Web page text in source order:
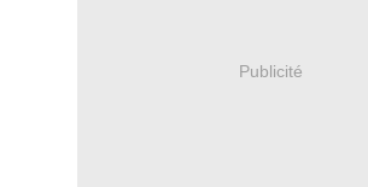
Publicité